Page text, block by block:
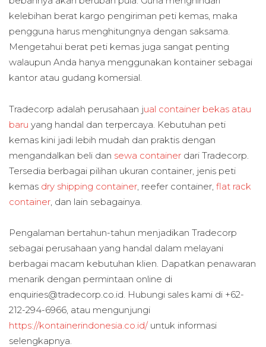
kelebihan berat kargo pengiriman peti kemas, maka
pengguna harus menghitungnya dengan saksama.
Mengetahui berat peti kemas juga sangat penting
walaupun Anda hanya menggunakan kontainer sebagai
kantor atau gudang komersial.
Tradecorp adalah perusahaan jual container bekas atau
baru yang handal dan terpercaya. Kebutuhan peti
kemas kini jadi lebih mudah dan praktis dengan
mengandalkan beli dan sewa container dari Tradecorp.
Tersedia berbagai pilihan ukuran container, jenis peti
kemas dry shipping container , reefer container, flat rack
container , dan lain sebagainya.
Pengalaman bertahun-tahun menjadikan Tradecorp
sebagai perusahaan yang handal dalam melayani
berbagai macam kebutuhan klien. Dapatkan penawaran
menarik dengan permintaan online di
enquiries@tradecorp.co.id. Hubungi sales kami di +62-
212-294-6966, atau mengunjungi
https://kontainerindonesia.co.id/ untuk informasi
selengkapnya.